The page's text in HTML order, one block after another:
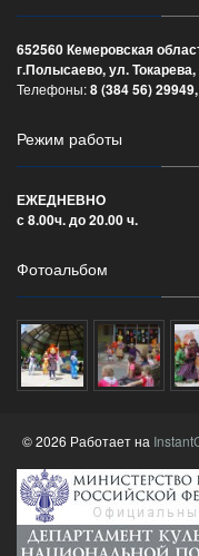
652560 Кемеровская
г.Полысаево, ул.
Телефоны:8 (384 56)
Режим работы
ЕЖЕДНЕВНО
с 8.00ч. до 20.00 ч.
Фотоальбом
© 2026 Работает на